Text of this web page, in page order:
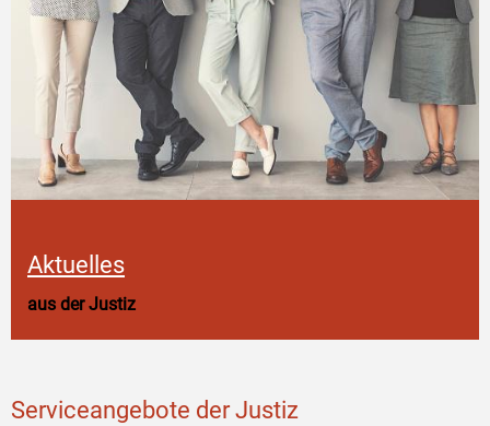
Aktuelles
aus der Justiz
Serviceangebote der Justiz